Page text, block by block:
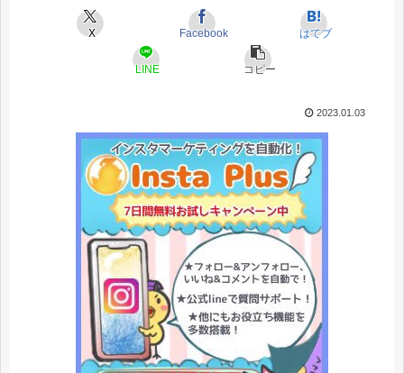
X Facebook はてブ
LINE コピー
2023.01.03